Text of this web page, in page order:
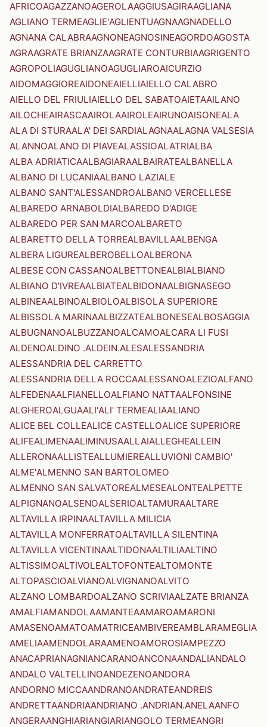
AFRICOAGAZZANOAGEROLAAGGIUSAGIRAAGLIANA
AGLIANO TERMEAGLIE'AGLIENTUAGNAAGNADELLO
AGNANA CALABRAAGNONEAGNOSINEAGORDOAGOSTA
AGRAAGRATE BRIANZAAGRATE CONTURBIAAGRIGENTO
AGROPOLIAGUGLIANOAGUGLIAROAICURZIO
AIDOMAGGIOREAIDONEAIELLIAIELLO CALABRO
AIELLO DEL FRIULIAIELLO DEL SABATOAIETAAILANO
AILOCHEAIRASCAAIROLAAIROLEAIRUNOAISONEALA
ALA DI STURAALA' DEI SARDIALAGNAALAGNA VALSESIA
ALANNOALANO DI PIAVEALASSIOALATRIALBA
ALBA ADRIATICAALBAGIARAALBAIRATEALBANELLA
ALBANO DI LUCANIAALBANO LAZIALE
ALBANO SANT'ALESSANDROALBANO VERCELLESE
ALBAREDO ARNABOLDIALBAREDO D'ADIGE
ALBAREDO PER SAN MARCOALBARETO
ALBARETTO DELLA TORREALBAVILLAALBENGA
ALBERA LIGUREALBEROBELLOALBERONA
ALBESE CON CASSANOALBETTONEALBIALBIANO
ALBIANO D'IVREAALBIATEALBIDONAALBIGNASEGO
ALBINEAALBINOALBIOLOALBISOLA SUPERIORE
ALBISSOLA MARINAALBIZZATEALBONESEALBOSAGGIA
ALBUGNANOALBUZZANOALCAMOALCARA LI FUSI
ALDENOALDINO .ALDEIN.ALESALESSANDRIA
ALESSANDRIA DEL CARRETTO
ALESSANDRIA DELLA ROCCAALESSANOALEZIOALFANO
ALFEDENAALFIANELLOALFIANO NATTAALFONSINE
ALGHEROALGUAALI'ALI' TERMEALIAALIANO
ALICE BEL COLLEALICE CASTELLOALICE SUPERIORE
ALIFEALIMENAALIMINUSAALLAIALLEGHEALLEIN
ALLERONAALLISTEALLUMIEREALLUVIONI CAMBIO'
ALME'ALMENNO SAN BARTOLOMEO
ALMENNO SAN SALVATOREALMESEALONTEALPETTE
ALPIGNANOALSENOALSERIOALTAMURAALTARE
ALTAVILLA IRPINAALTAVILLA MILICIA
ALTAVILLA MONFERRATOALTAVILLA SILENTINA
ALTAVILLA VICENTINAALTIDONAALTILIAALTINO
ALTISSIMOALTIVOLEALTOFONTEALTOMONTE
ALTOPASCIOALVIANOALVIGNANOALVITO
ALZANO LOMBARDOALZANO SCRIVIAALZATE BRIANZA
AMALFIAMANDOLAAMANTEAAMAROAMARONI
AMASENOAMATOAMATRICEAMBIVEREAMBLARAMEGLIA
AMELIAAMENDOLARAAMENOAMOROSIAMPEZZO
ANACAPRIANAGNIANCARANOANCONAANDALIANDALO
ANDALO VALTELLINOANDEZENOANDORA
ANDORNO MICCAANDRANOANDRATEANDREIS
ANDRETTAANDRIAANDRIANO .ANDRIAN.ANELAANFO
ANGERAANGHIARIANGIARIANGOLO TERMEANGRI